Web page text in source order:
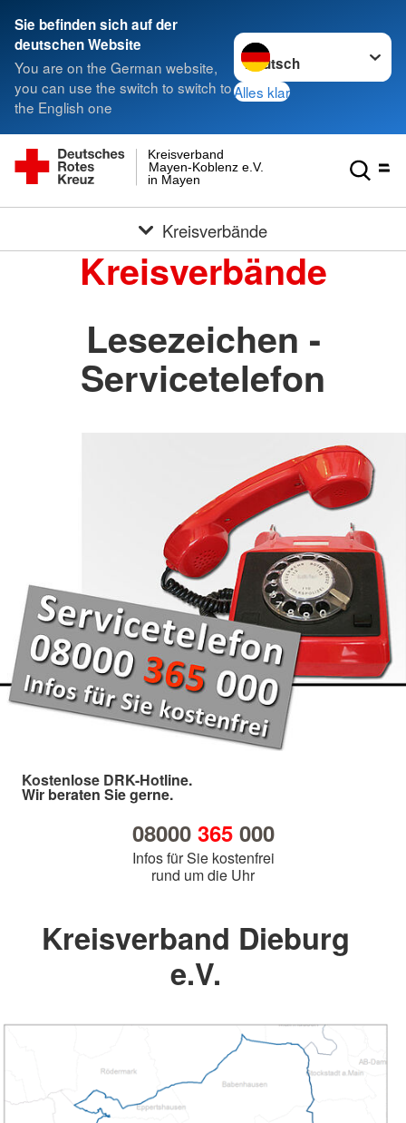
Sie befinden sich auf der
deutschen Website
You are on the German website,
you can use the switch to switch to
the English one
Sprache wechseln zu
Alles klar
in Mayen
Mayen-Koblenz e.V.
Kreisverband
Kreisverbände
Kreisverbände
Lesezeichen -
Servicetelefon
Kostenlose DRK-Hotline.
Wir beraten Sie gerne.
08000 365000
Infos für Sie kostenfrei
rund um die Uhr
Kreisverband Dieburg
e.V.